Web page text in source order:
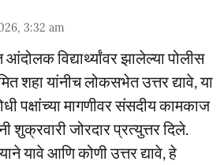
3:32 am
आंदोलक विद्यार्थ्यांवर झालेल्या पोलीस
शहा यांनीच लोकसभेत उत्तर द्यावे, या
पक्षांच्या मागणीवर संसदीय कामकाज
शुक्रवारी जोरदार प्रत्युत्तर दिले.
यावे आणि कोणी उत्तर द्यावे, हे